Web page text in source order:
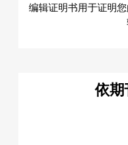
编辑证明书用于证明
依